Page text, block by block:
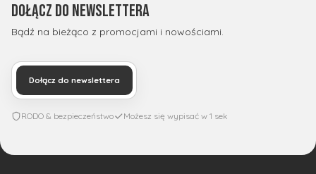
Dołącz do newslettera
Bądź na bieżąco z promocjami i nowościami.
Dołącz do newslettera
RODO & bezpieczeństwo Możesz się wypisać w 1 sek